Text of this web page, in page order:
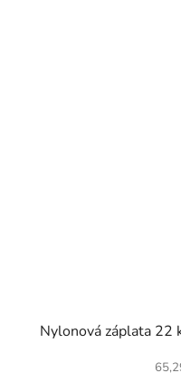
Nylonová záplata 22